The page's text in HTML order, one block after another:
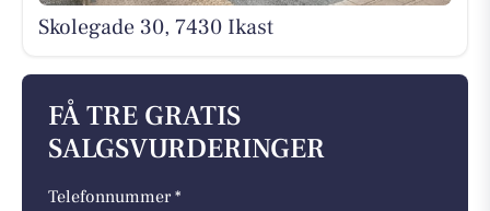
Skolegade 30, 7430 Ikast
FÅ TRE GRATIS
SALGSVURDERINGER
Telefonnummer *